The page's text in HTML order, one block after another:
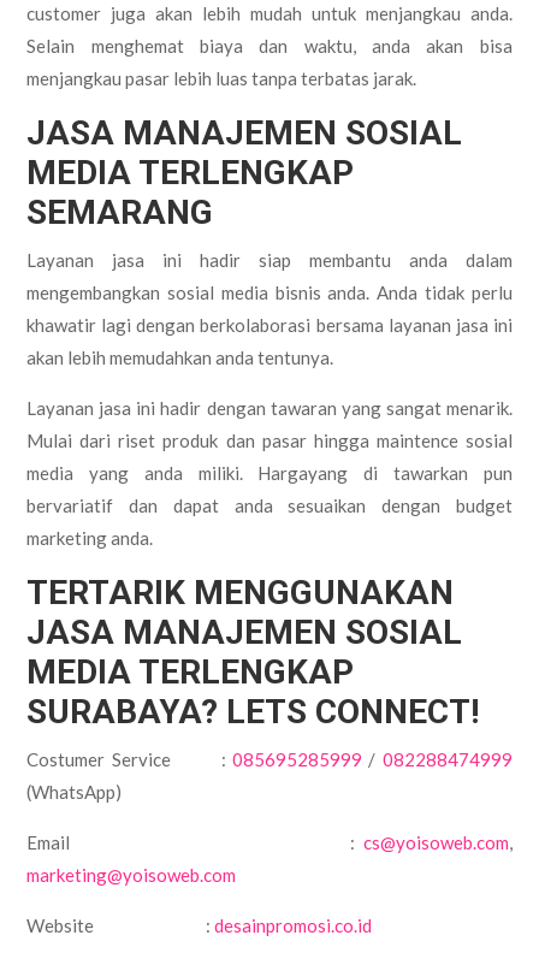
customer juga akan lebih mudah untuk menjangkau anda.
Selain menghemat biaya dan waktu, anda akan bisa
menjangkau pasar lebih luas tanpa terbatas jarak.
JASA MANAJEMEN SOSIAL
MEDIA TERLENGKAP
SEMARANG
Layanan jasa ini hadir siap membantu anda dalam
mengembangkan sosial media bisnis anda. Anda tidak perlu
khawatir lagi dengan berkolaborasi bersama layanan jasa ini
akan lebih memudahkan anda tentunya.
Layanan jasa ini hadir dengan tawaran yang sangat menarik.
Mulai dari riset produk dan pasar hingga maintence sosial
media yang anda miliki. Hargayang di tawarkan pun
bervariatif dan dapat anda sesuaikan dengan budget
marketing anda.
TERTARIK MENGGUNAKAN
JASA MANAJEMEN SOSIAL
MEDIA TERLENGKAP
SURABAYA? LETS CONNECT!
Costumer Service :085695285999 / 082288474999
(WhatsApp)
Email : cs@yoisoweb.com,
marketing@yoisoweb.com
Website :desainpromosi.co.id